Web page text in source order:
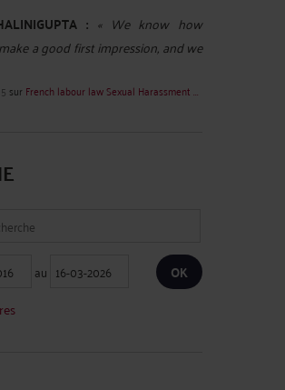
: « We know how
a good first impression, and we
sur French labour law Sexual Harassment ...
au